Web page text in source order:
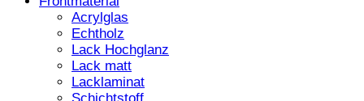
Acrylglas
Echtholz
Lack Hochglanz
Lack matt
Lacklaminat